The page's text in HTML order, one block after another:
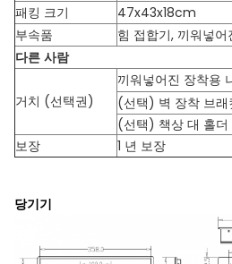
패킹 크기
47x43x18cm
부속품
힘 접합기, 끼워넣
다른 사람
거치 (선택권)
끼워넣어진 장착용
(선택) 벽 장착 브래
(선택) 책상 대 홀더
보장
1 년 보장
당기기